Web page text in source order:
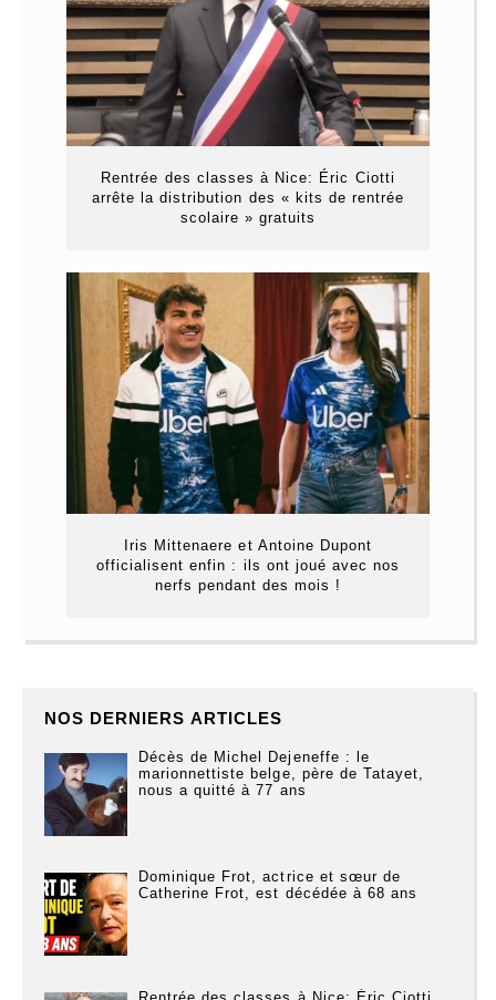
Rentrée des classes à Nice: Éric Ciotti
arrête la distribution des « kits de rentrée
scolaire » gratuits
Iris Mittenaere et Antoine Dupont
officialisent enfin : ils ont joué avec nos
nerfs pendant des mois !
NOS DERNIERS ARTICLES
Décès de Michel Dejeneffe : le
marionnettiste belge, père de Tatayet,
nous a quitté à 77 ans
Dominique Frot, actrice et sœur de
Catherine Frot, est décédée à 68 ans